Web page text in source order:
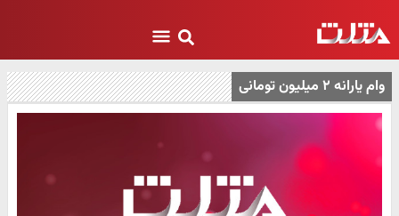
وام یارانه ۲ میلیون تومانی